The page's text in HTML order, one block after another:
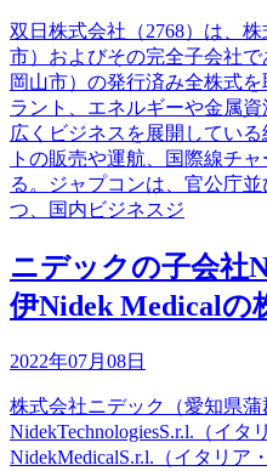
双日株式会社（2768）は、
市）およびその完全子会社
岡山市）の発行済み全株式
ラント、エネルギーや金属
広くビジネスを展開してい
トの販売や運航、国際線チ
る。ジャプコンは、官公庁
つ、国内ビジネスジ
ニデックの子会社
伊Nidek Medicalの
2022年07月08日
株式会社ニデック（愛知県
NidekTechnologiesS.r.l.（イタ
NidekMedicalS.r.l.（イタリア